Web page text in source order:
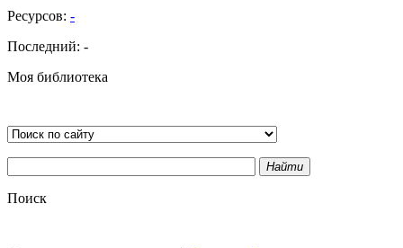
Ресурсов: -
Последний: -
Моя библиотека
Найти
Поиск